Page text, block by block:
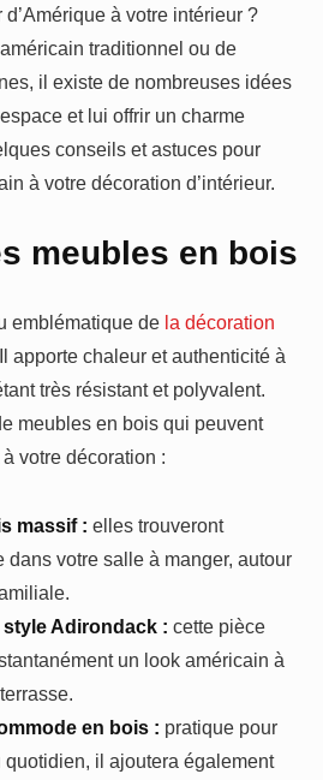
à votre intérieur ?
traditionnel ou de
il existe de nombreuses idées
et lui offrir un charme
conseils et astuces pour
à votre décoration d’intérieur.
meubles en bois
emblématique de la décoration
apporte chaleur et authenticité à
très résistant et polyvalent.
meubles en bois qui peuvent
votre décoration :
massif : elles trouveront
dans votre salle à manger, autour
Adirondack : cette pièce
un look américain à
en bois : pratique pour
quotidien, il ajoutera également